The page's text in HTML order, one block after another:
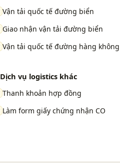
Vận tải quốc tế đường biển
Giao nhận vận tải đường biển
Vận tải quốc tế đường hàng không
Dịch vụ logistics khác
Thanh khoản hợp đồng
Làm form giấy chứng nhận CO